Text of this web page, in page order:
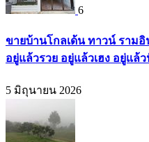
6
ขายบ้านโกลเด้น ทาวน์ ราม
อยู่แล้วรวย อยู่แล้วเฮง อยู่แล้ว
5 มิถุนายน 2026